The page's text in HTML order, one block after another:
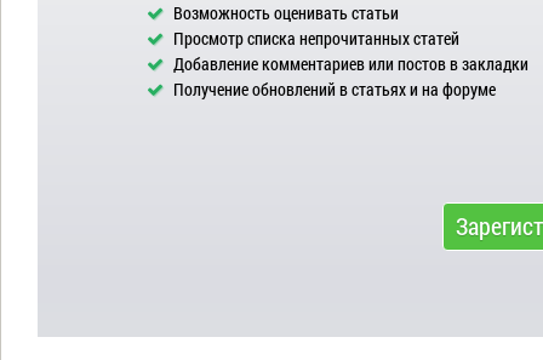
Возможность оценивать статьи
Просмотр списка непрочитанных статей
Добавление комментариев или постов в закладки
Получение обновлений в статьях и на форуме